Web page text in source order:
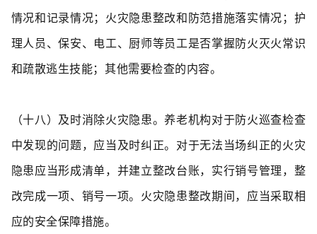
情况和记录情况；火灾隐患整改和防范措施落实情况；护
理人员、保安、电工、厨师等员工是否掌握防火灭火常识
和疏散逃生技能；其他需要检查的内容。
（十八）及时消除火灾隐患。养老机构对于防火巡查检查
中发现的问题，应当及时纠正。对于无法当场纠正的火灾
隐患应当形成清单，并建立整改台账，实行销号管理，整
改完成一项、销号一项。火灾隐患整改期间，应当采取相
应的安全保障措施。